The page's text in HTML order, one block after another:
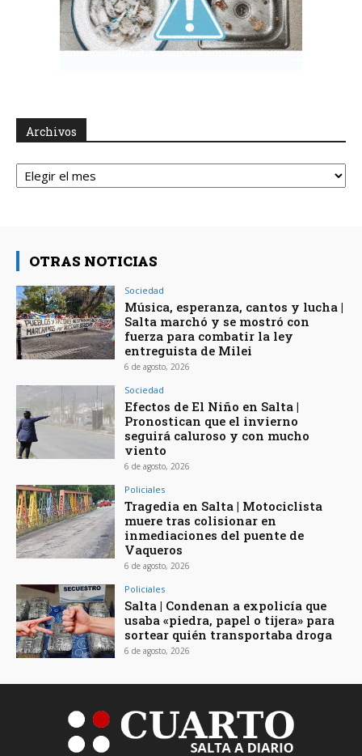
Archivos
Archivos
OTRAS NOTICIAS
Sociedad
Música, esperanza, cantos y lucha |
Salta marchó y se mostró con
fuerza para combatir la ley
entreguista de Milei
6 de agosto, 2026
Sociedad
Efectos de El Niño en Salta |
Pronostican que el invierno
seguirá caluroso y con mucho
viento
6 de agosto, 2026
Policiales
Tragedia en Salta | Motociclista
muere tras colisionar en
inmediaciones del puente de
Vaqueros
6 de agosto, 2026
Policiales
Salta | Condenan a expolicía que
usaba «piedra, papel o tijera» para
sortear quién transportaba droga
6 de agosto, 2026